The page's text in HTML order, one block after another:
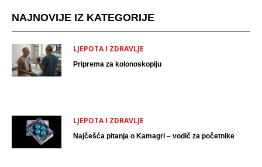
NAJNOVIJE IZ KATEGORIJE
LJEPOTA I ZDRAVLJE
Priprema za kolonoskopiju
LJEPOTA I ZDRAVLJE
Najčešća pitanja o Kamagri – vodič za početnike